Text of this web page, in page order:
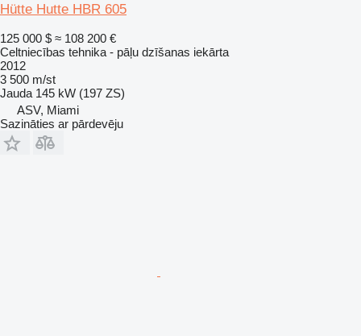
Hütte Hutte HBR 605
125 000 $ ≈ 108 200 €
Celtniecības tehnika - pāļu dzīšanas iekārta
2012
3 500 m/st
Jauda 145 kW (197 ZS)
ASV, Miami
Sazināties ar pārdevēju